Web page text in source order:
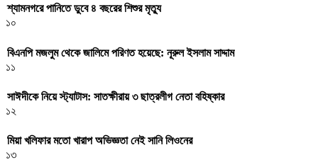
শ্যামনগরে পানিতে ডুবে ৪ বছরের শিশুর মৃত্যু
১০
বিএনপি মজলুম থেকে জালিমে পরিণত হয়েছে: নূরুল ইসলাম সাদ্দাম
১১
সাঈদীকে নিয়ে স্ট্যাটাস: সাতক্ষীরায় ৩ ছাত্রলীগ নেতা বহিষ্কার
১২
মিয়া খলিফার মতো খারাপ অভিজ্ঞতা নেই সানি লিওনের
১৩